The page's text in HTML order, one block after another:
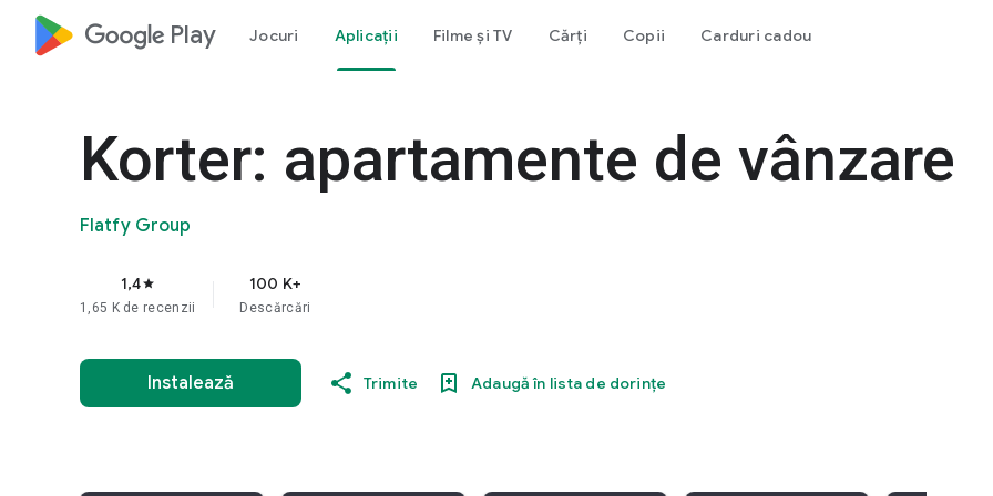
google_logo Play Jocuri Aplicații Filme și TV Cărți Copii Carduri cadou
Korter: apartamente de vânzare
Flatfy Group
1,4star
1,65 K de recenzii
100 K+
Descărcări
Instalează Trimite Adaugă în lista de dorințe